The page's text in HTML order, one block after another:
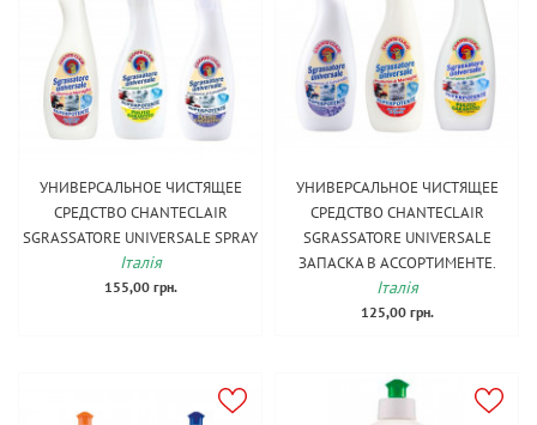
УНИВЕРСАЛЬНОЕ ЧИСТЯЩЕЕ
СРЕДСТВО CHANTECLAIR
SGRASSATORE UNIVERSALE SPRAY
Італія
155,00 грн.
УНИВЕРСАЛЬНОЕ ЧИСТЯЩЕЕ
СРЕДСТВО CHANTECLAIR
SGRASSATORE UNIVERSALE
ЗАПАСКА В АССОРТИМЕНТЕ.
Італія
125,00 грн.